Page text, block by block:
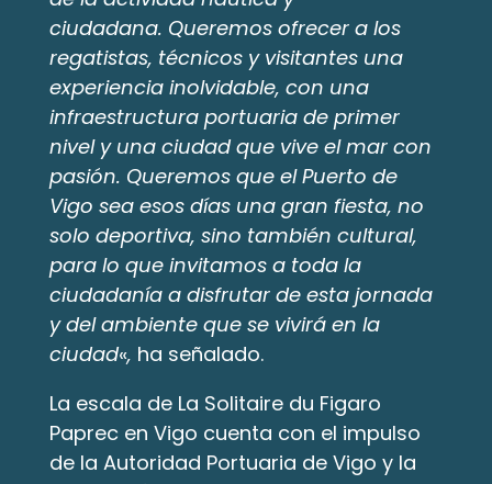
ciudadana. Queremos ofrecer a los
regatistas, técnicos y visitantes una
experiencia inolvidable, con una
infraestructura portuaria de primer
nivel y una ciudad que vive el mar con
pasión. Queremos que el Puerto de
Vigo sea esos días una gran fiesta, no
solo deportiva, sino también cultural,
para lo que invitamos a toda la
ciudadanía a disfrutar de esta jornada
y del ambiente que se vivirá en la
ciudad«, ha señalado.
La escala de La Solitaire du Figaro
Paprec en Vigo cuenta con el impulso
de la Autoridad Portuaria de Vigo y la